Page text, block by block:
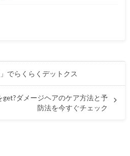
でらくらくデットクス
ダメージヘアのケア方法と予
防法を今すぐチェック